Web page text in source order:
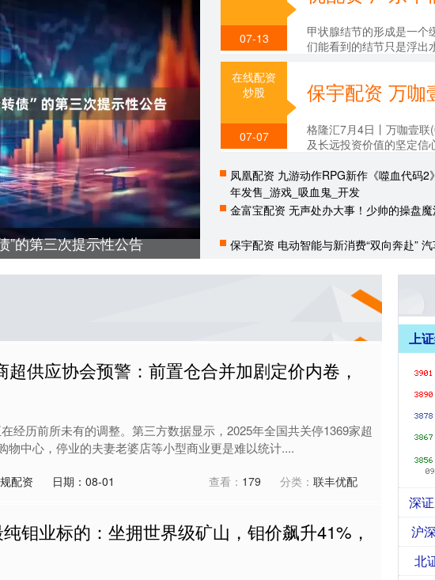
”的第三次提示性公告
07-13
甲状腺结节的形成是一个
们能看到的结节只是浮出
在线配资
炒股
07-07
格隆汇7月4日丨万咖壹
及长远投资价值的坚定信
凤凰配资 九游动作RPG新作《噬血代码
年发售_游戏_吸血鬼_开发
金富宝配资 无声处办大事！少帅的操盘魔
保宇配资 电动智能与新消费“双向奔赴”
超供应协会预警：前置仓合并加剧定价内卷，
经历前所未有的调整。第三方数据显示，2025年全国共关停1369家超
物中心，停业的夫妻老婆店等小型商业更是难以统计....
配资 日期：08-01 查看： 179 分类： 联丰优配
钼业标的：坐拥世界级矿山，钼价飙升41%，
上
深
沪
北